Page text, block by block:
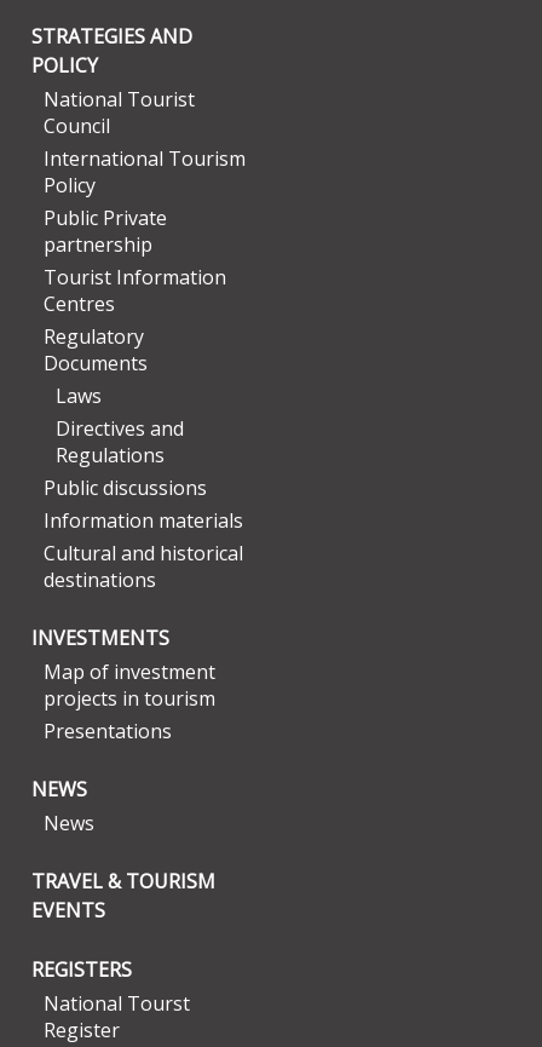
STRATEGIES AND
POLICY
National Tourist
Council
International Tourism
Policy
Public Private
partnership
Tourist Information
Centres
Regulatory
Documents
Laws
Directives and
Regulations
Public discussions
Information materials
Cultural and historical
destinations
INVESTMENTS
Map of investment
projects in tourism
Presentations
NEWS
News
TRAVEL & TOURISM
EVENTS
REGISTERS
National Tourst
Register